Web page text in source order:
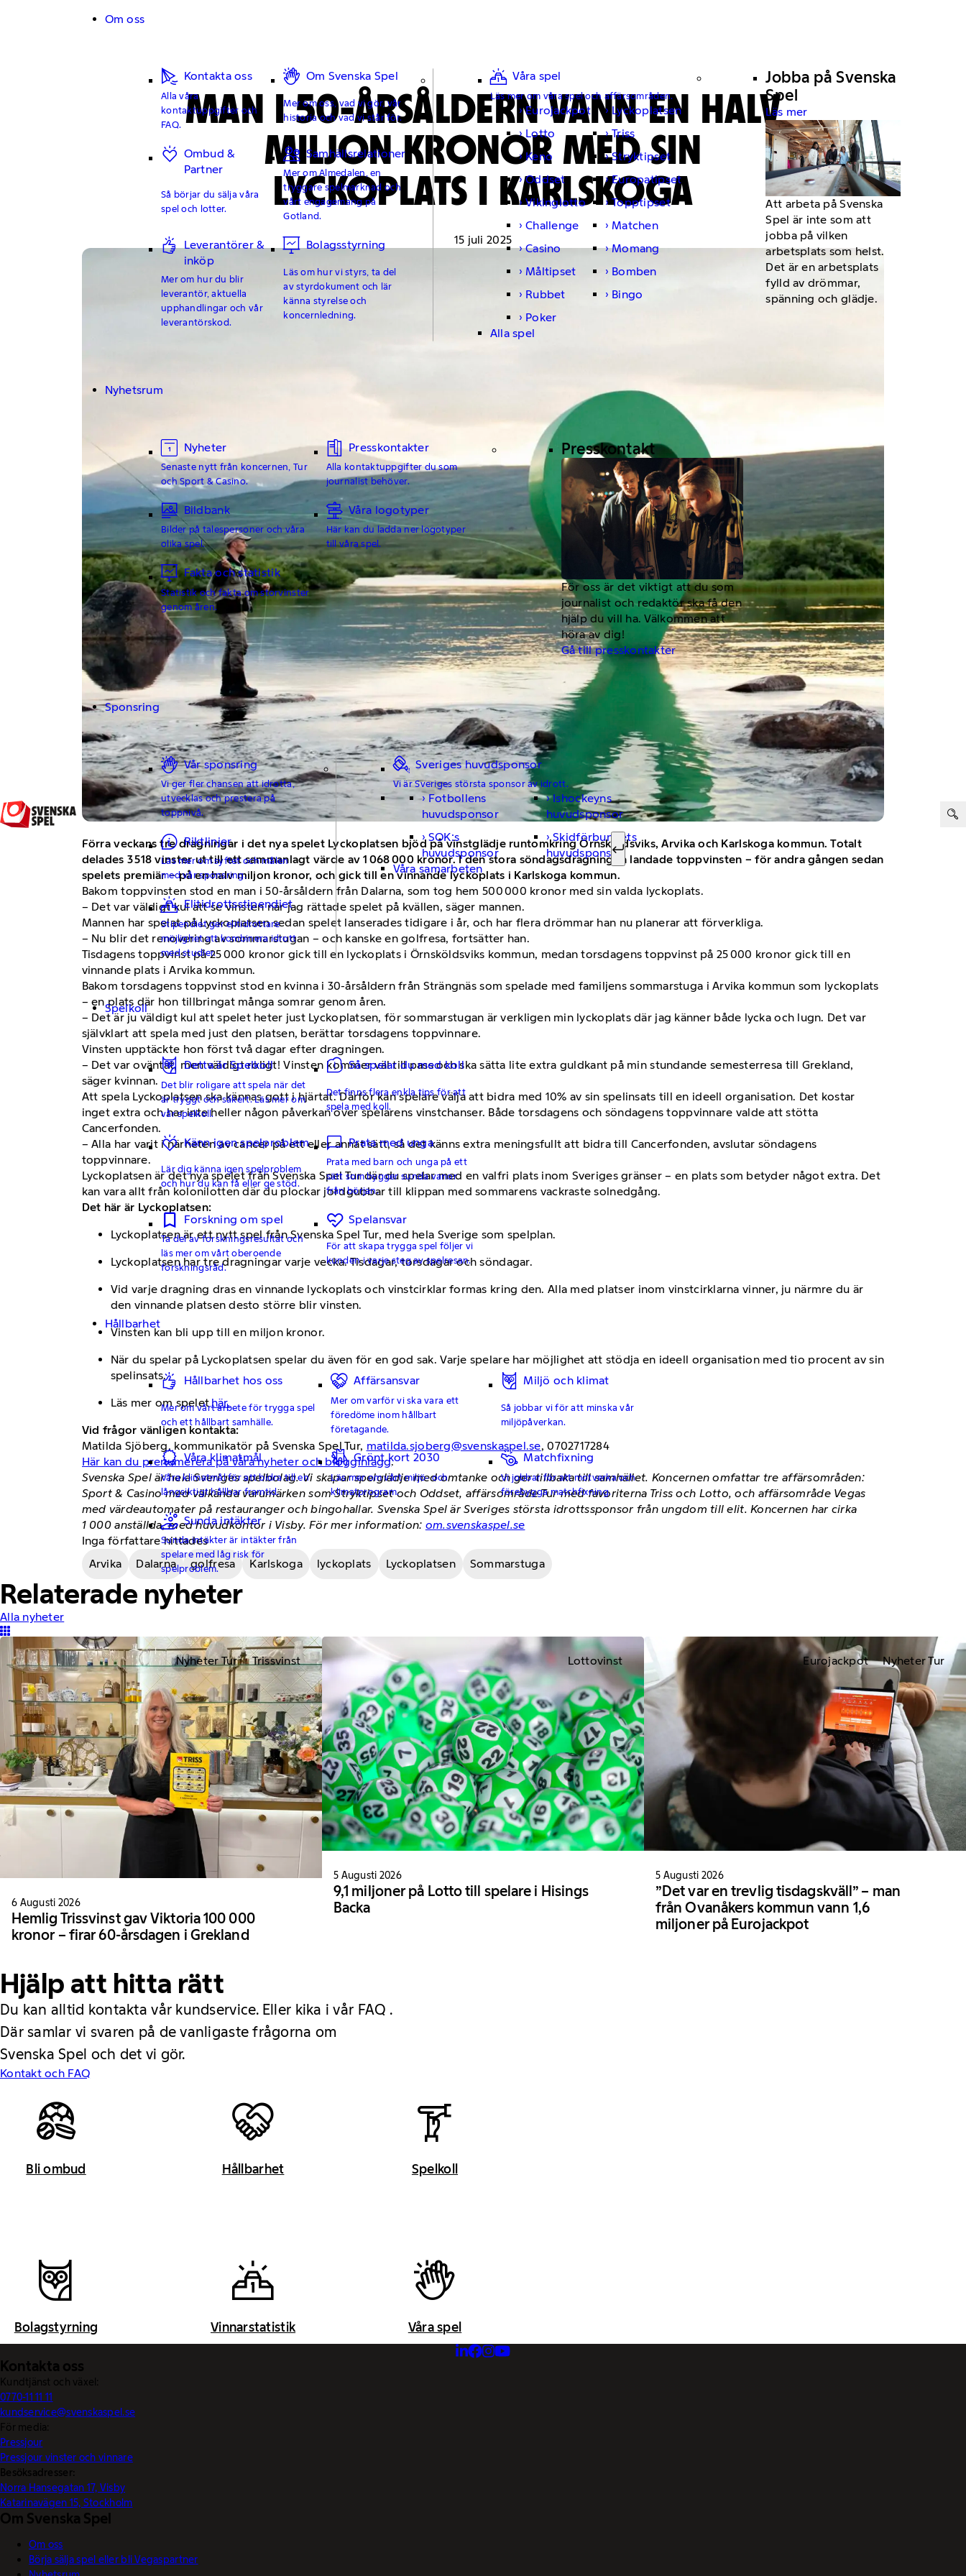
Om oss
Kontakta oss
Alla våra
kontaktuppgifter och
FAQ.
Om Svenska Spel
Mer om oss, vad vi gör, vår
historia och vad vi står för.
Ombud &
Partner
Så börjar du sälja våra
spel och lotter.
Samhällsrelationer
Mer om Almedalen, en
tryggare spelmarknad och
vårt engagemang på
Gotland.
Leverantörer &
inköp
Mer om hur du blir
leverantör, aktuella
upphandlingar och vår
leverantörskod.
Bolagsstyrning
Läs om hur vi styrs, ta del
av styrdokument och lär
känna styrelse och
koncernledning.
Våra spel
Läs mer om våra spel och affärsområden.
Eurojackpot
Lyckoplatsen
Lotto
Triss
Keno
Stryktipset
Oddset
Europatipset
Vikinglotto
Topptipset
Challenge
Matchen
Casino
Momang
Måltipset
Bomben
Rubbet
Bingo
Poker
Alla spel
Jobba på Svenska
Spel
Läs mer
Att arbeta på Svenska
Spel är inte som att
jobba på vilken
arbetsplats som helst.
Det är en arbetsplats
fylld av drömmar,
spänning och glädje.
Nyhetsrum
Nyheter
Senaste nytt från koncernen, Tur
och Sport & Casino.
Presskontakter
Alla kontaktuppgifter du som
journalist behöver.
Bildbank
Bilder på talespersoner och våra
olika spel.
Våra logotyper
Här kan du ladda ner logotyper
till våra spel.
Fakta och statistik
Statistik och fakta om storvinster
genom åren.
Presskontakt
För oss är det viktigt att du som
journalist och redaktör ska få den
hjälp du vill ha. Välkommen att
höra av dig!
Gå till presskontakter
Sponsring
Vår sponsring
Vi ger fler chansen att idrotta,
utvecklas och prestera på
toppnivå.
Riktlinjer
Läs mer om syftet och målen
med vår sponsring.
Elitidrottsstipendiet
Stipendiet ger elitidrottare
möjlighet att kombinera idrott
med studier.
Sveriges huvudsponsor
Vi är Sveriges största sponsor av idrott.
Fotbollens
huvudsponsor
Ishockeyns
huvudsponsor
SOK:s
huvudsponsor
Skidförbundets
huvudsponsor
Våra samarbeten
Spelkoll
Detta är Spelkoll
Det blir roligare att spela när det
är tryggt och säkert. Läs mer om
vår spelkoll.
Så spelar du med koll
Det finns flera enkla tips för att
spela med koll.
Känn igen spelproblem
Lär dig känna igen spelproblem
och hur du kan få eller ge stöd.
Prata med unga
Prata med barn och unga på ett
sätt som bygger sunda vanor
från början.
Forskning om spel
Ta del av forskningsresultat och
läs mer om vårt oberoende
forskningsråd.
Spelansvar
För att skapa trygga spel följer vi
kunden i varje steg av spelresan.
Hållbarhet
Hållbarhet hos oss
Mer om vårt arbete för trygga spel
och ett hållbart samhälle.
Affärsansvar
Mer om varför vi ska vara ett
föredöme inom hållbart
företagande.
Miljö och klimat
Så jobbar vi för att minska vår
miljöpåverkan.
Våra klimatmål
Våra klimatmål för att bidra till en
långsiktigt hållbar framtid.
Grönt kort 2030
Läs mer om vårt miljö- och
klimatprogram.
Matchfixning
Vi jobbar för att motverka och
förebygga matchfixning.
Sunda intäkter
Sunda intäkter är intäkter från
spelare med låg risk för
spelproblem.
Sök efter:
Sök
MAN I 50-ÅRSÅLDERN VANN EN HALV
MILJON KRONOR MED SIN
LYCKOPLATS I KARLSKOGA
15 juli 2025
Förra veckans tre dragningar i det nya spelet Lyckoplatsen bjöd på vinstglädje runtomkring Örnsköldsviks, Arvika och Karlskoga kommun. Totalt
delades 3 518 vinster ut till ett sammanlagt värde av 1 068 000 kronor. I den stora söndagsdragningen landade toppvinsten – för andra gången sedan
spelets premiär – på en halv miljon kronor, och gick till en vinnande lyckoplats i Karlskoga kommun.
Bakom toppvinsten stod en man i 50-årsåldern från Dalarna, som tog hem 500 000 kronor med sin valda lyckoplats.
– Det var väldigt kul att se vinsten när jag rättade spelet på kvällen, säger mannen.
Mannen har spelat på Lyckoplatsen sedan spelet lanserades tidigare i år, och har flera drömmar han nu planerar att förverkliga.
– Nu blir det renovering av sommarstugan – och kanske en golfresa, fortsätter han.
Tisdagens toppvinst på 25 000 kronor gick till en lyckoplats i Örnsköldsviks kommun, medan torsdagens toppvinst på 25 000 kronor gick till en
vinnande plats i Arvika kommun.
Bakom torsdagens toppvinst stod en kvinna i 30-årsåldern från Strängnäs som spelade med familjens sommarstuga i Arvika kommun som lyckoplats
– en plats där hon tillbringat många somrar genom åren.
– Det är ju väldigt kul att spelet heter just Lyckoplatsen, för sommarstugan är verkligen min lyckoplats där jag känner både lycka och lugn. Det var
självklart att spela med just den platsen, berättar torsdagens toppvinnare.
Vinsten upptäckte hon först två dagar efter dragningen.
– Det var oväntat, men väldigt roligt! Vinsten kommer väl till pass och ska sätta lite extra guldkant på min stundande semesterresa till Grekland,
säger kvinnan.
Att spela Lyckoplatsen ska kännas gott i hjärtat. Därför kan spelare välja att bidra med 10% av sin spelinsats till en ideell organisation. Det kostar
inget extra och har inte heller någon påverkan över spelarens vinstchanser. Både torsdagens och söndagens toppvinnare valde att stötta
Cancerfonden.
– Alla har varit i närheten av cancer på ett eller annat sätt, så det känns extra meningsfullt att bidra till Cancerfonden, avslutar söndagens
toppvinnare.
Lyckoplatsen är det nya spelet från Svenska Spel Tur där du spelar med en valfri plats inom Sveriges gränser – en plats som betyder något extra. Det
kan vara allt från kolonilotten där du plockar jordgubbar till klippan med sommarens vackraste solnedgång.
Det här är Lyckoplatsen:
Lyckoplatsen är ett nytt spel från Svenska Spel Tur, med hela Sverige som spelplan.
Lyckoplatsen har tre dragningar varje vecka. Tisdagar, torsdagar och söndagar.
Vid varje dragning dras en vinnande lyckoplats och vinstcirklar formas kring den. Alla med platser inom vinstcirklarna vinner, ju närmre du är
den vinnande platsen desto större blir vinsten.
Vinsten kan bli upp till en miljon kronor.
När du spelar på Lyckoplatsen spelar du även för en god sak. Varje spelare har möjlighet att stödja en ideell organisation med tio procent av sin
spelinsats.
Läs mer om spelet här.
Vid frågor vänligen kontakta:
Matilda Sjöberg, kommunikatör på Svenska Spel Tur, matilda.sjoberg@svenskaspel.se, 0702717284
Här kan du prenumerera på våra nyheter och blogginlägg.
Svenska Spel är hela Sveriges spelbolag. Vi skapar spelglädje med omtanke och ger tillbaka till samhället. Koncernen omfattar tre affärsområden:
Sport & Casino med välkända varumärken som Stryktipset och Oddset, affärsområde Tur med favoriterna Triss och Lotto, och affärsområde Vegas
med värdeautomater på restauranger och bingohallar. Svenska Spel är Sveriges största idrottssponsor från ungdom till elit. Koncernen har cirka
1 000 anställda, med huvudkontor i Visby. För mer information: om.svenskaspel.se
Inga författare hittades
Arvika
Dalarna golfresa Karlskoga lyckoplats Lyckoplatsen Sommarstuga
Relaterade nyheter
Alla nyheter
Nyheter Tur Trissvinst
6 Augusti 2026
Hemlig Trissvinst gav Viktoria 100 000
kronor – firar 60-årsdagen i Grekland
Lottovinst
5 Augusti 2026
9,1 miljoner på Lotto till spelare i Hisings
Backa
Eurojackpot Nyheter Tur
5 Augusti 2026
”Det var en trevlig tisdagskväll” – man
från Ovanåkers kommun vann 1,6
miljoner på Eurojackpot
Hjälp att hitta rätt
Du kan alltid kontakta vår kundservice. Eller kika i vår FAQ .
Där samlar vi svaren på de vanligaste frågorna om
Svenska Spel och det vi gör.
Kontakt och FAQ
Bli ombud Hållbarhet Spelkoll
Bolagstyrning Vinnarstatistik Våra spel
Kontakta oss
Kundtjänst och växel:
0770-11 11 11
kundservice@svenskaspel.se
För media:
Pressjour
Pressjour vinster och vinnare
Besöksadresser:
Norra Hansegatan 17, Visby
Katarinavägen 15, Stockholm
Om Svenska Spel
Om oss
Börja sälja spel eller bli Vegaspartner